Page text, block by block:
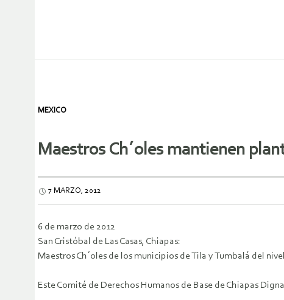
MEXICO
Maestros Ch´oles mantienen
7 MARZO, 2012
6 de marzo de 2012
San Cristóbal de Las Casas, Chiapas:
Maestros Ch´oles de los municipios de Tila y Tumbalá del
Este Comité de Derechos Humanos de Base de Chiapas